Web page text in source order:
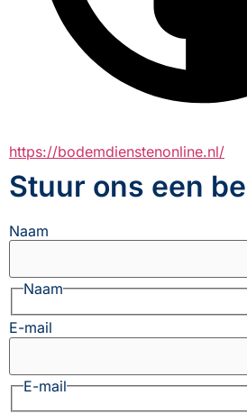
https://bodemdienstenonline.nl/
Stuur ons een
Naam
Naam
E-mail
E-mail